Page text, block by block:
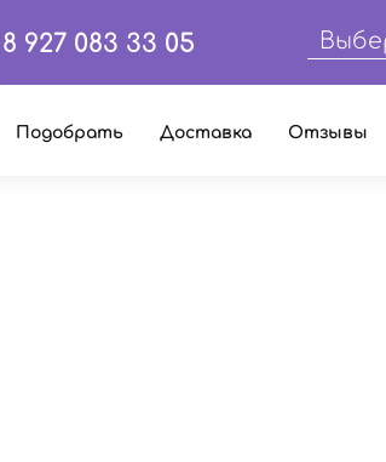
8 927 083 33 05
Подобрать Доставка Отзывы